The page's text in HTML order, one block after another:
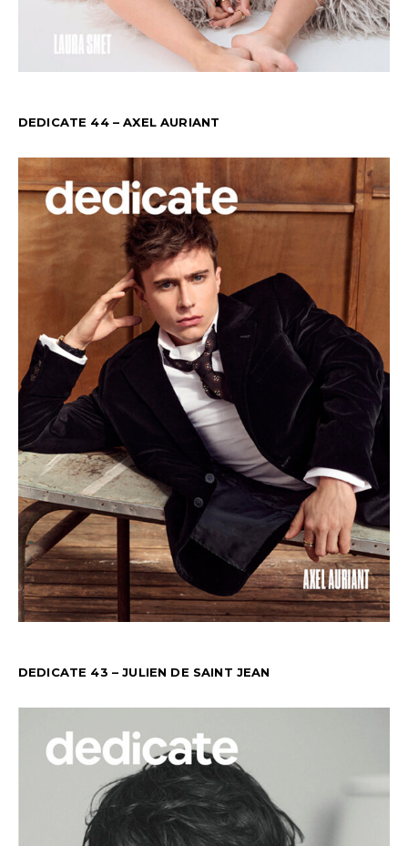
DEDICATE 44 – AXEL AURIANT
DEDICATE 43 – JULIEN DE SAINT JEAN